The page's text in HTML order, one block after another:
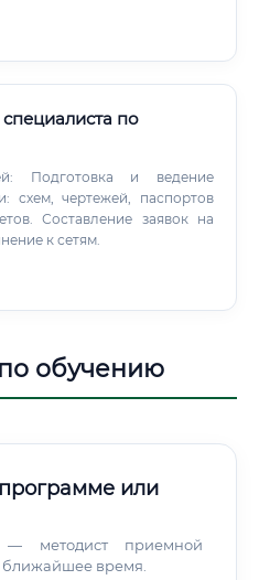
по
Подготовка и ведение
схем, чертежей, паспортов
Составление заявок на
к сетям.
по обучению
или
— методист приемной
ближайшее время.